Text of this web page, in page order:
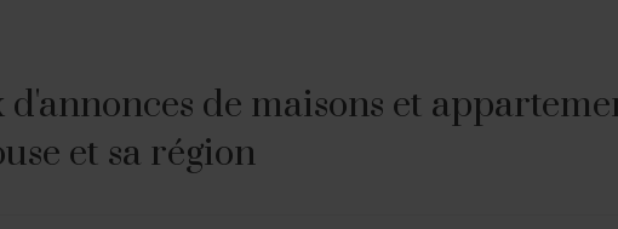
de maisons et
et sa région